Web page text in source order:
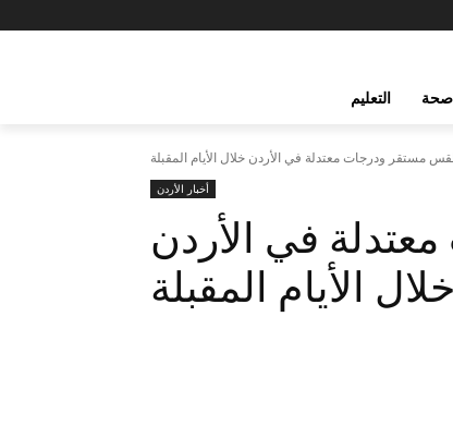
صحة التعليم
مستقر ودرجات معتدلة في الأردن خلال الأيام المقبلة
أخبار الأردن
في الأردن
خلال الأيام المقبلة